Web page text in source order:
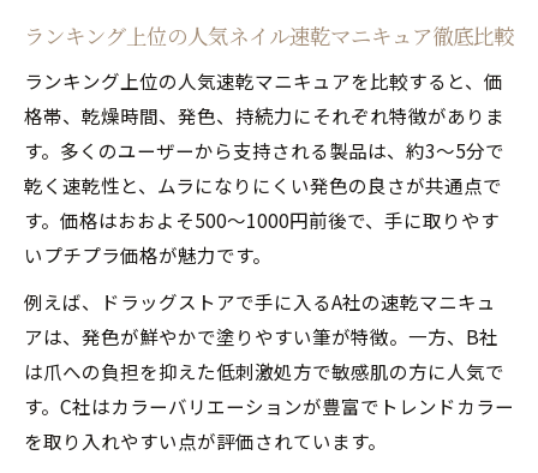
ランキング上位の人気ネイル速乾マニキュア徹底比較
ランキング上位の人気速乾マニキュアを比較すると、価
格帯、乾燥時間、発色、持続力にそれぞれ特徴がありま
す。多くのユーザーから支持される製品は、約3〜5分で
乾く速乾性と、ムラになりにくい発色の良さが共通点で
す。価格はおおよそ500〜1000円前後で、手に取りやす
いプチプラ価格が魅力です。
例えば、ドラッグストアで手に入るA社の速乾マニキュ
アは、発色が鮮やかで塗りやすい筆が特徴。一方、B社
は爪への負担を抑えた低刺激処方で敏感肌の方に人気で
す。C社はカラーバリエーションが豊富でトレンドカラー
を取り入れやすい点が評価されています。